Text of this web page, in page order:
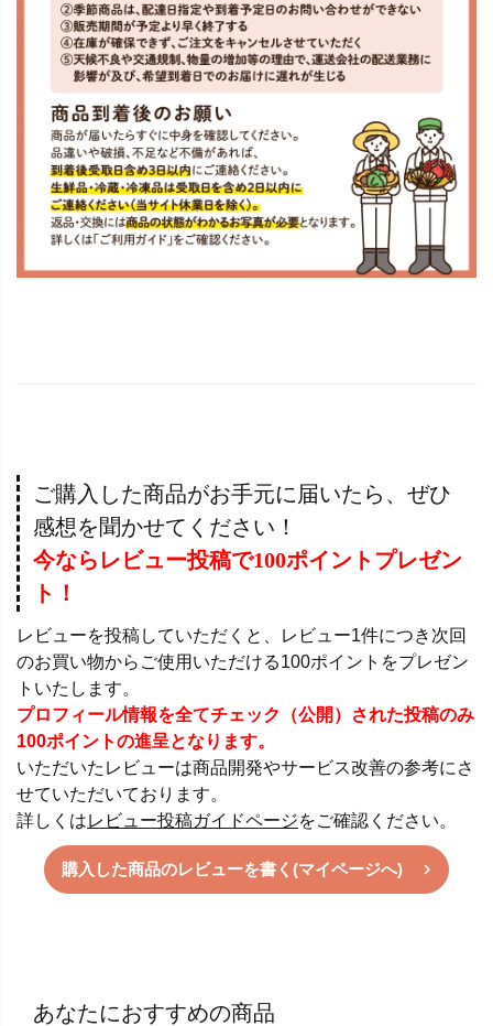
ご購入した商品がお手元に届いたら、ぜひ
感想を聞かせてください！
今ならレビュー投稿で100ポイントプレゼン
ト！
レビューを投稿していただくと、レビュー1件につき次回
のお買い物からご使用いただける100ポイントをプレゼン
トいたします。
プロフィール情報を全てチェック（公開）された投稿のみ
100ポイントの進呈となります。
いただいたレビューは商品開発やサービス改善の参考にさ
せていただいております。
詳しくはレビュー投稿ガイドページをご確認ください。
購入した商品のレビューを書く(マイページへ)
あなたにおすすめの商品